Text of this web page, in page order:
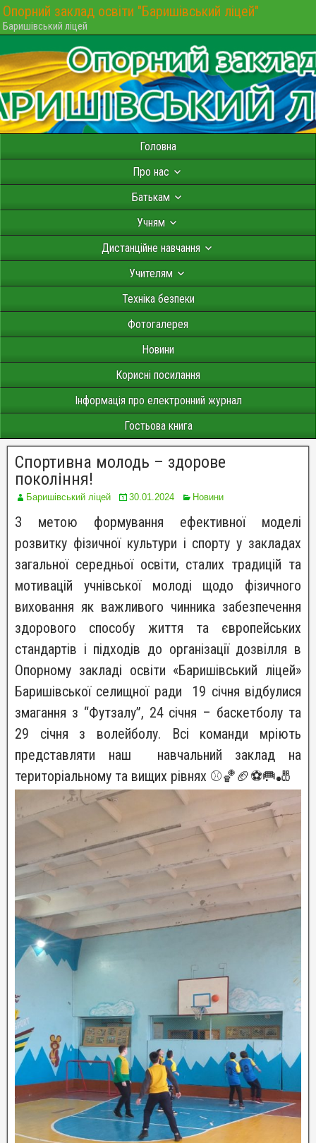
Опорний заклад освіти "Баришівський ліцей"
Баришівський ліцей
Головна
Про нас
Батькам
Учням
Дистанційне навчання
Учителям
Техніка безпеки
Фотогалерея
Новини
Корисні посилання
Інформація про електронний журнал
Гостьова книга
Спортивна молодь – здорове
покоління!
Баришівський ліцей 30.01.2024 Новини
З метою формування ефективної моделі
розвитку фізичної культури і спорту у закладах
загальної середньої освіти, сталих традицій та
мотивацій учнівської молоді щодо фізичного
виховання як важливого чинника забезпечення
здорового способу життя та європейських
стандартів і підходів до організації дозвілля в
Опорному закладі освіти «Баришівський ліцей»
Баришівської селищної ради 19 січня відбулися
змагання з “Футзалу”, 24 січня – баскетболу та
29 січня з волейболу. Всі команди мріють
представляти наш навчальний заклад на
територіальному та вищих рівнях ⚾️🏀🏈⚽️🥅🎳